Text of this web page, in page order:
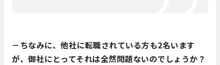
－ちなみに、他社に転職されている方も2名います
が、御社にとってそれは全然問題ないのでしょうか？